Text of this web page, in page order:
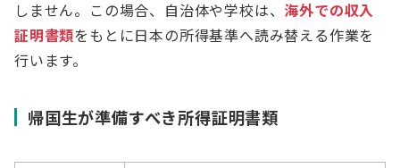
しません。この場合、自治体や学校は、 海外での収入
証明書類をもとに日本の所得基準へ読み替える作業を
行います。
帰国生が準備すべき所得証明書類